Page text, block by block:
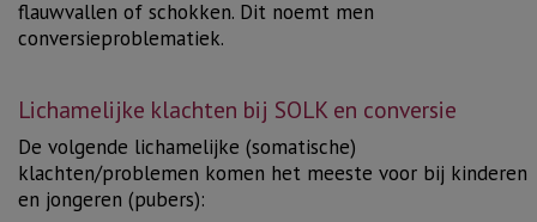
flauwvallen of schokken. Dit noemt men
conversieproblematiek.
Lichamelijke klachten bij SOLK en conversie
De volgende lichamelijke (somatische)
klachten/problemen komen het meeste voor bij kinderen
en jongeren (pubers):